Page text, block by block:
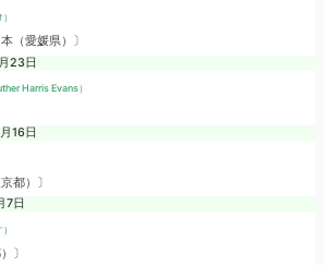
（愛媛県）〕
23日
Harris Evans）
16日
都）〕
7日
〕